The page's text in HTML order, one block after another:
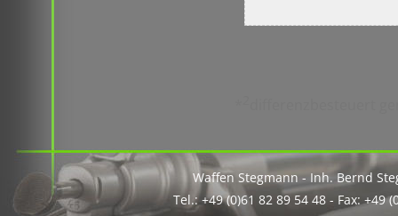
Waffen Stegmann - Inh. Bernd
Tel.: +49 (0)61 82 89 54 48 - Fax: +49